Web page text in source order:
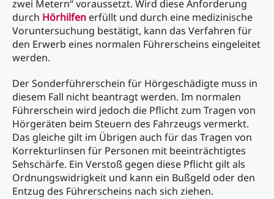
zwei Metern“ voraussetzt. Wird diese Anforderung
durch Hörhilfen erfüllt und durch eine medizinische
Voruntersuchung bestätigt, kann das Verfahren für
den Erwerb eines normalen Führerscheins eingeleitet
werden.
Der Sonderführerschein für Hörgeschädigte muss in
diesem Fall nicht beantragt werden. Im normalen
Führerschein wird jedoch die Pflicht zum Tragen von
Hörgeräten beim Steuern des Fahrzeugs vermerkt.
Das gleiche gilt im Übrigen auch für das Tragen von
Korrekturlinsen für Personen mit beeinträchtigtes
Sehschärfe. Ein Verstoß gegen diese Pflicht gilt als
Ordnungswidrigkeit und kann ein Bußgeld oder den
Entzug des Führerscheins nach sich ziehen.